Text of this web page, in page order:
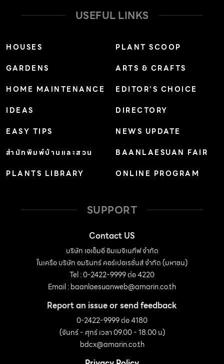
USEFUL LINKS
HOUSES
GARDENS
HOME MAINTENANCE
IDEAS
EASY TIPS
สำนักพิมพ์บ้านและสวน
PLANTS LIBRARY
PLANT SCOOP
ARTS & CRAFTS
EDITOR’S CHOICE
DIRECTORY
NEWS UPDATE
BAANLAESUAN FAIR
ONLINE PROGRAM
SUPPORT
Contact US
บริษัท เอเอ็มอี อิมเมจิเนทีฟ จำกัด
ในเครือ บริษัท อมรินทร์ คอร์เปอเรชั่นส์ จำกัด (มหาชน)
Tel : 0-2422-9999 ต่อ 4220
Email :baanlaesuanweb@amarin.co.th
Report an issue or send feedback
0-2422-9999 ต่อ 4180
(จันทร์ - ศุกร์ เวลา 09.00 - 18.00 น)
bdcx@amarin.co.th